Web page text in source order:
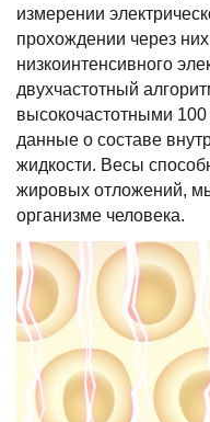
измерении
прохождении через
низкоинтенсивного
двухчастотный
высокочастотными
данные о составе
жидкости. Весы
жировых отложений,
организме человека.